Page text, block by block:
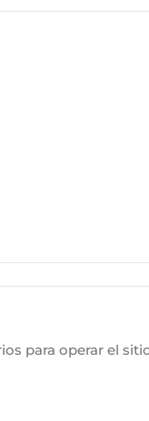
para operar el